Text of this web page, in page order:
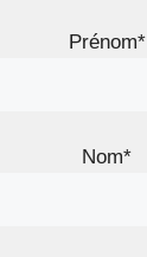
Prénom*
Nom*